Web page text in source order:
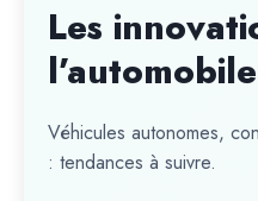
Les
l’automobile
Véhicules autonomes,
: tendances à suivre.